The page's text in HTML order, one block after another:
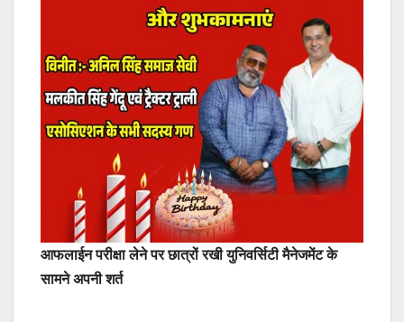
आफलाईन परीक्षा लेने पर छात्रों रखी युनिवर्सिटी मैनेजमेंट के
सामने अपनी शर्त